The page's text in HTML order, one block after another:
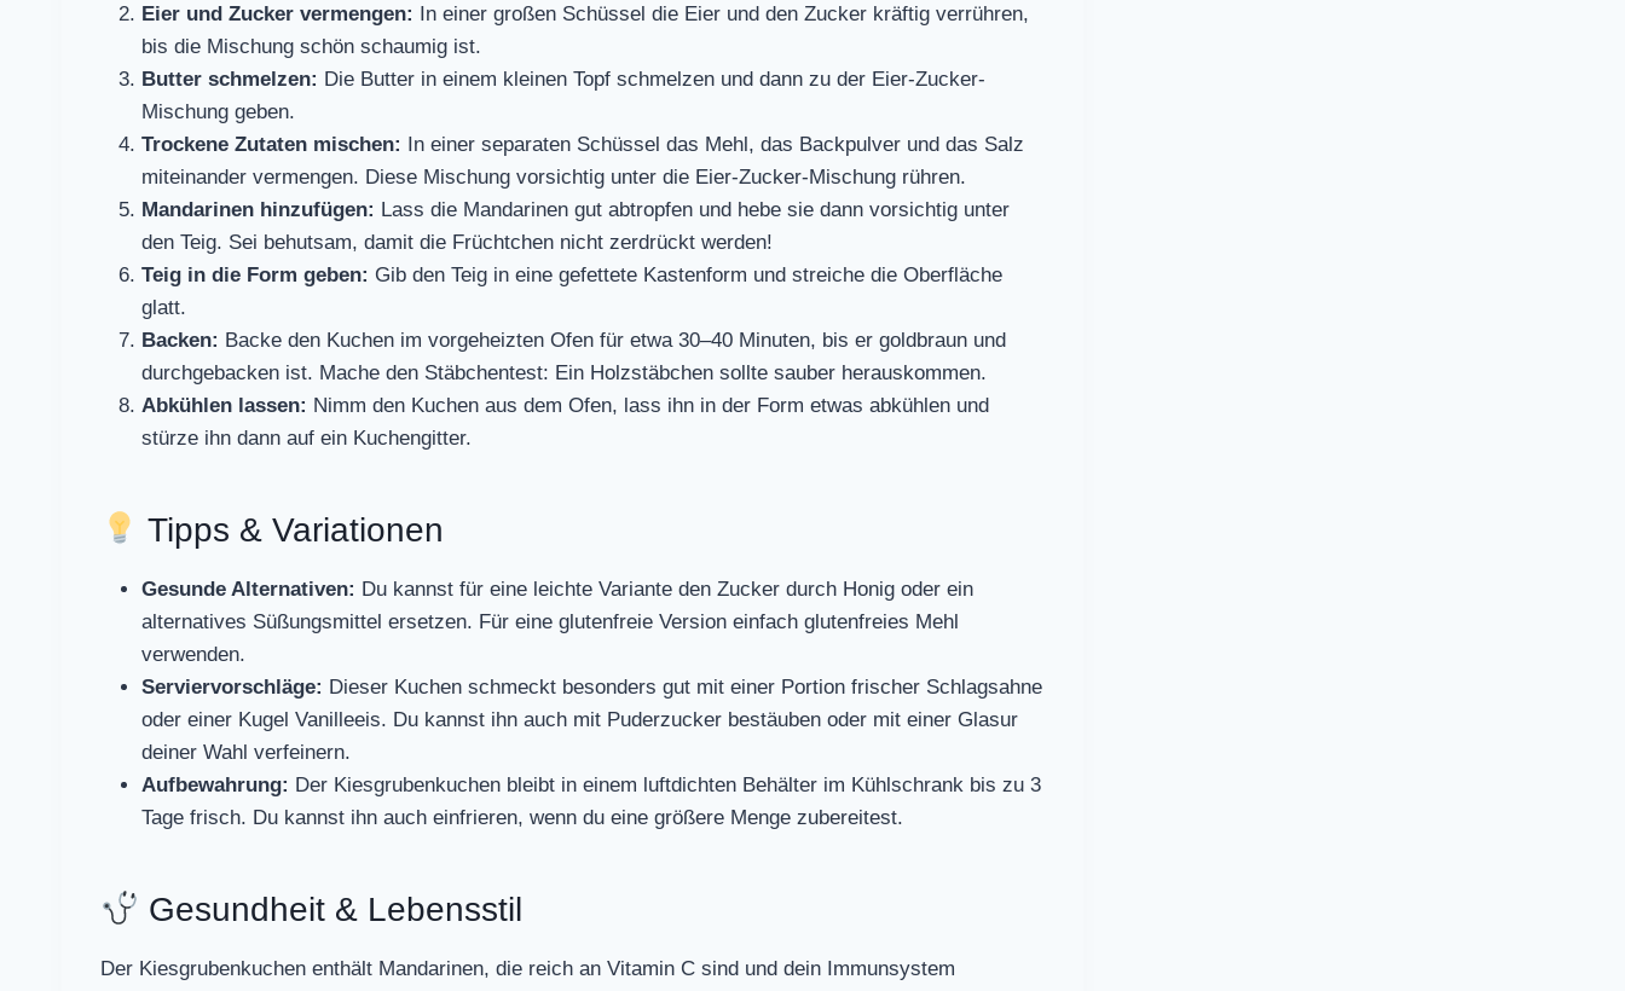
Eier und Zucker vermengen: In einer großen Schüssel die Eier und den Zucker kräftig verrühren,
bis die Mischung schön schaumig ist.
Butter schmelzen: Die Butter in einem kleinen Topf schmelzen und dann zu der Eier-Zucker-
Mischung geben.
Trockene Zutaten mischen: In einer separaten Schüssel das Mehl, das Backpulver und das Salz
miteinander vermengen. Diese Mischung vorsichtig unter die Eier-Zucker-Mischung rühren.
Mandarinen hinzufügen: Lass die Mandarinen gut abtropfen und hebe sie dann vorsichtig unter
den Teig. Sei behutsam, damit die Früchtchen nicht zerdrückt werden!
Teig in die Form geben: Gib den Teig in eine gefettete Kastenform und streiche die Oberfläche
glatt.
Backen: Backe den Kuchen im vorgeheizten Ofen für etwa 30–40 Minuten, bis er goldbraun und
durchgebacken ist. Mache den Stäbchentest: Ein Holzstäbchen sollte sauber herauskommen.
Abkühlen lassen: Nimm den Kuchen aus dem Ofen, lass ihn in der Form etwas abkühlen und
stürze ihn dann auf ein Kuchengitter.
Tipps & Variationen
Gesunde Alternativen: Du kannst für eine leichte Variante den Zucker durch Honig oder ein
alternatives Süßungsmittel ersetzen. Für eine glutenfreie Version einfach glutenfreies Mehl
verwenden.
Serviervorschläge: Dieser Kuchen schmeckt besonders gut mit einer Portion frischer Schlagsahne
oder einer Kugel Vanilleeis. Du kannst ihn auch mit Puderzucker bestäuben oder mit einer Glasur
deiner Wahl verfeinern.
Aufbewahrung: Der Kiesgrubenkuchen bleibt in einem luftdichten Behälter im Kühlschrank bis zu 3
Tage frisch. Du kannst ihn auch einfrieren, wenn du eine größere Menge zubereitest.
Gesundheit & Lebensstil
Der Kiesgrubenkuchen enthält Mandarinen, die reich an Vitamin C sind und dein Immunsystem